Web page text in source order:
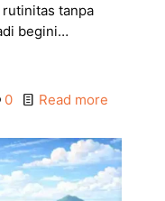
tanpa
begini…
0 Read more